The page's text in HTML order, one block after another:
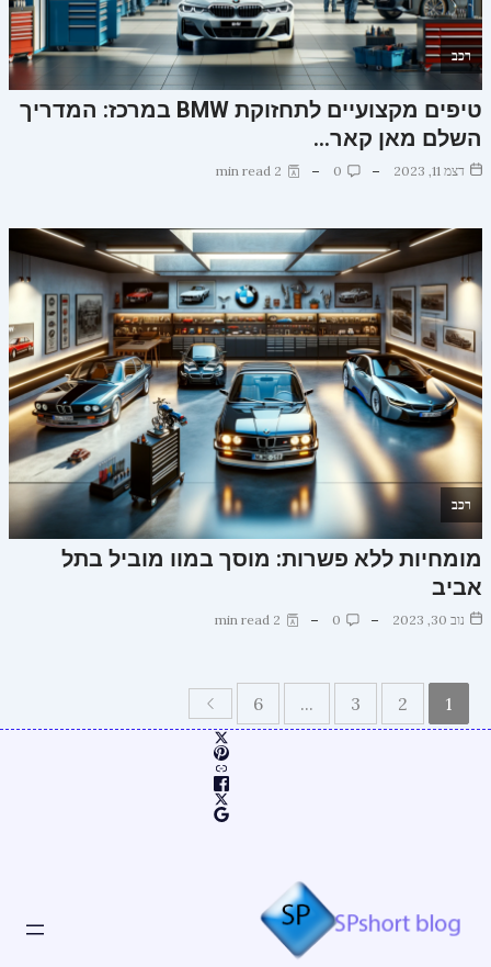
רכב
טיפים מקצועיים לתחזוקת BMW במרכז: המדריך
השלם מאן קאר…
דצמ 11, 2023 0
2 min read
רכב
מומחיות ללא פשרות: מוסך במוו מוביל בתל
אביב
נוב 30, 2023 0
2 min read
1
2
3
...
6